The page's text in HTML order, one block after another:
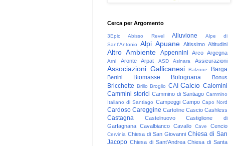
Cerca per Argomento
3Epic Abisso Revel Alluvione
Alpe di
Sant'Antonio
Alpi Apuane Altissimo Altitudini
Altro Ambiente Appennini Arco Argegna
Arni Aronte Arpat ASD Asinara Assicurazioni
Associazioni Gallicanesi Balzone Barga
Bertini Biomasse Bolognana Bonus
Bricchette Brillo Broglio CAI Calcio Calomini
Cammini storici Cammino di Santiago Cammino
Italiano di Santiago Campeggi Campo Capo Nord
Cardoso Careggine Cartoline Cascio Cashless
Castagna Castelnuovo
Castiglione di
Garfagnana Cavalbianco Cavallo Cave Cencio
Cervinia Chiesa di San Giovanni Chiesa di San
Jacopo Chiesa di Sant'Andrea Chiesa di Santa